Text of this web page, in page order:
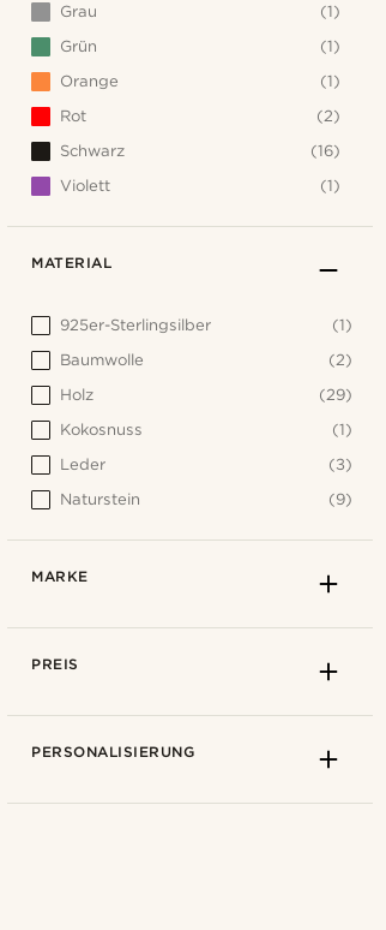
Grau
(1)
Grün
(1)
Orange
(1)
Rot
(2)
Schwarz
(16)
Violett
(1)
MATERIAL
925er-Sterlingsilber
(1)
Baumwolle
(2)
Holz
(29)
Kokosnuss
(1)
Leder
(3)
Naturstein
(9)
MARKE
PREIS
PERSONALISIERUNG